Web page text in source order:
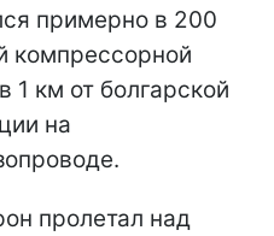
примерно в 200
компрессорной
1 км от болгарской
на
пролетал над